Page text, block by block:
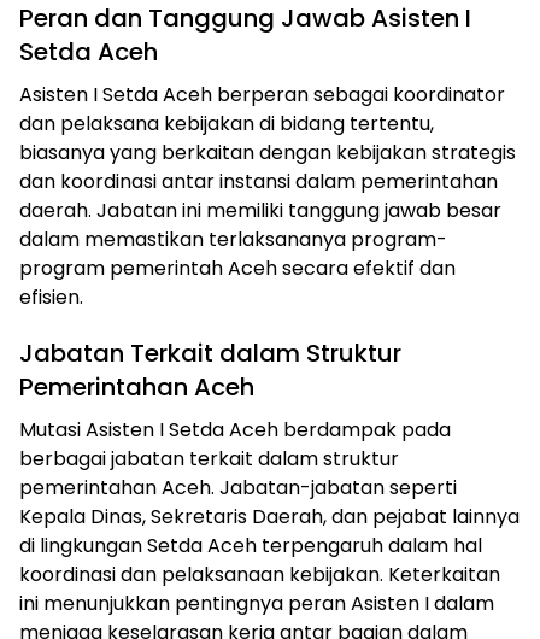
Peran dan Tanggung Jawab Asisten I
Setda Aceh
Asisten I Setda Aceh berperan sebagai koordinator
dan pelaksana kebijakan di bidang tertentu,
biasanya yang berkaitan dengan kebijakan strategis
dan koordinasi antar instansi dalam pemerintahan
daerah. Jabatan ini memiliki tanggung jawab besar
dalam memastikan terlaksananya program-
program pemerintah Aceh secara efektif dan
efisien.
Jabatan Terkait dalam Struktur
Pemerintahan Aceh
Mutasi Asisten I Setda Aceh berdampak pada
berbagai jabatan terkait dalam struktur
pemerintahan Aceh. Jabatan-jabatan seperti
Kepala Dinas, Sekretaris Daerah, dan pejabat lainnya
di lingkungan Setda Aceh terpengaruh dalam hal
koordinasi dan pelaksanaan kebijakan. Keterkaitan
ini menunjukkan pentingnya peran Asisten I dalam
menjaga keselarasan kerja antar bagian dalam